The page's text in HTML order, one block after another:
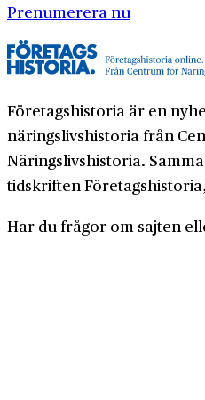
Prenumerera nu
Företagshistoria är en
näringslivshistoria från
Näringslivshistoria.
tidskriften
Har du frågor om sajten